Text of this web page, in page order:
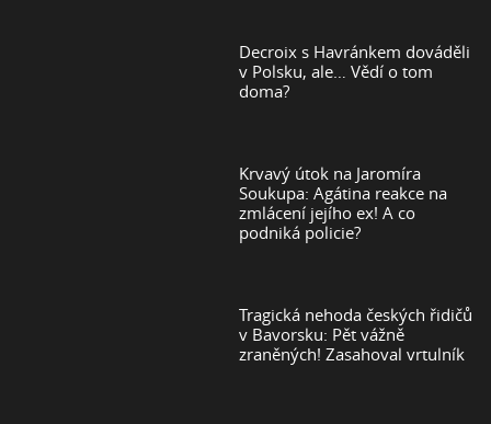
Decroix s Havránkem dováděli
v Polsku, ale… Vědí o tom
doma?
Krvavý útok na Jaromíra
Soukupa: Agátina reakce na
zmlácení jejího ex! A co
podniká policie?
Tragická nehoda českých řidičů
v Bavorsku: Pět vážně
zraněných! Zasahoval vrtulník